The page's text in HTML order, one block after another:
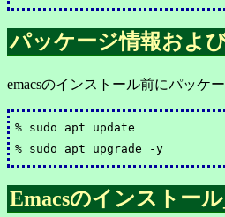
パッケージ情報およ
emacsのインストール前にパッケ
% sudo apt update
Emacsのインストール